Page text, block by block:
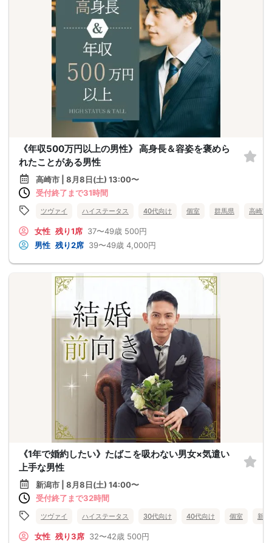
《年収500万円以上の男性》 高身長＆容姿を褒めら
れたことがある男性
高崎市 | 8月8日(土) 13:00〜
受付終了まで31時間
ツヴァイ ハイステータス 40代向け 個室 群馬県 高崎市
女性 残り1席 37〜49歳 500円
男性 残り2席 39〜49歳 4,000円
《1年で婚約したい》たばこを吸わない男女×気遣い
上手な男性
新潟市 | 8月8日(土) 14:00〜
受付終了まで32時間
ツヴァイ ハイステータス 30代向け 40代向け 個室 新
女性 残り3席 32〜42歳 500円